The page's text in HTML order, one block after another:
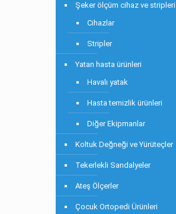
Şeker ölçüm cihaz ve stripleri
Cihazlar
Stripler
Yatan hasta ürünleri
Havalı yatak
Hasta temizlik ürünleri
Diğer Ekipmanlar
Koltuk Değneği ve Yürüteçler
Tekerlekli Sandalyeler
Ateş Ölçerler
Çocuk Ortopedi Ürünleri